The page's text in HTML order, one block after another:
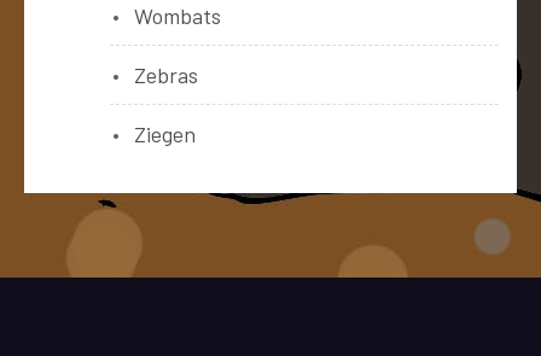
Wombats
Zebras
Ziegen